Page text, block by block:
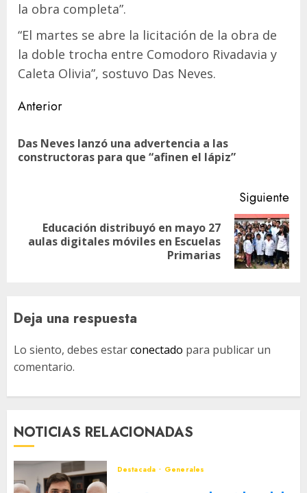
la obra completa”.
“El martes se abre la licitación de la obra de
la doble trocha entre Comodoro Rivadavia y
Caleta Olivia”, sostuvo Das Neves.
Navegación
de
entradas
Anterior
Das Neves lanzó una advertencia a las
constructoras para que “afinen el lápiz”
Siguiente
Siguiente
Educación distribuyó en mayo 27
aulas digitales móviles en Escuelas
Primarias
Deja una respuesta
Lo siento, debes estarconectado para publicar un
comentario.
NOTICIAS RELACIONADAS
Destacada Generales